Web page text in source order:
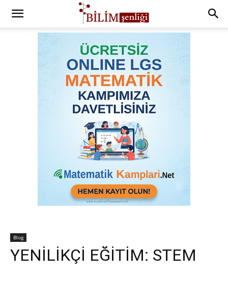
Blog
YENİLİKÇİ EĞİTİM: STEM